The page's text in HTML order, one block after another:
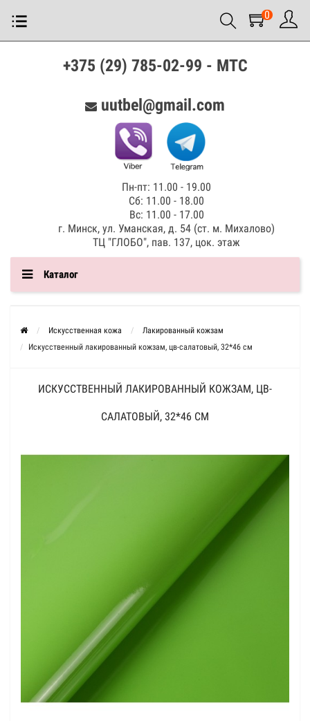
0
+375 (29) 785-02-99 - МТС
uutbel@gmail.com
Пн-пт: 11.00 - 19.00
Сб: 11.00 - 18.00
Вс: 11.00 - 17.00
г. Минск, ул. Уманская, д. 54 (ст. м. Михалово)
ТЦ "ГЛОБО", пав. 137, цок. этаж
Каталог
Искусственная кожа
Лакированный кожзам
Искусственный лакированный кожзам, цв-салатовый, 32*46 см
ИСКУССТВЕННЫЙ ЛАКИРОВАННЫЙ КОЖЗАМ, ЦВ-
САЛАТОВЫЙ, 32*46 СМ